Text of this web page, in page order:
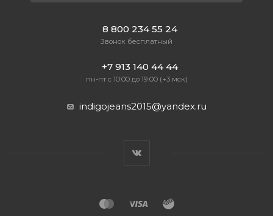
8 800 234 55 24
Звонок бесплатный
+7 913 140 44 44
пн-пт с 10:00 до 19:00 (+3 мск)
indigojeans2015@yandex.ru